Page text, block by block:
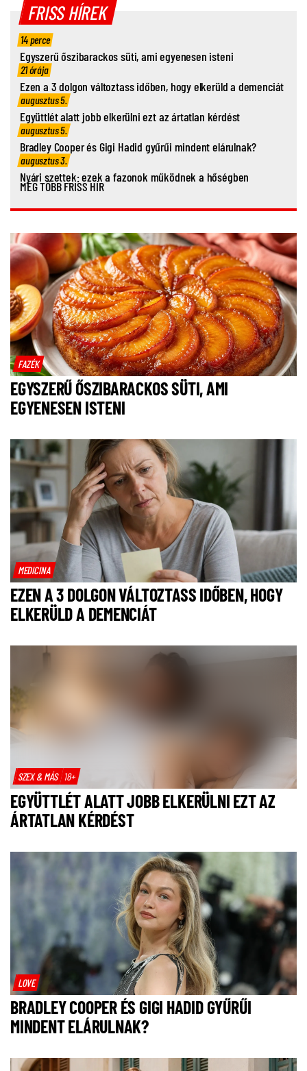
FRISS HÍREK
14 perce
Egyszerű őszibarackos süti, ami egyenesen isteni
21 órája
Ezen a 3 dolgon változtass időben, hogy elkerüld a demenciát
augusztus 5.
Együttlét alatt jobb elkerülni ezt az ártatlan kérdést
augusztus 5.
Bradley Cooper és Gigi Hadid gyűrűi mindent elárulnak?
augusztus 3.
Nyári szettek: ezek a fazonok működnek a hőségben
MÉG TÖBB FRISS HÍR
FAZÉK
EGYSZERŰ ŐSZIBARACKOS SÜTI, AMI
EGYENESEN ISTENI
MEDICINA
EZEN A 3 DOLGON VÁLTOZTASS IDŐBEN, HOGY
ELKERÜLD A DEMENCIÁT
SZEX & MÁS 18+
EGYÜTTLÉT ALATT JOBB ELKERÜLNI EZT AZ
ÁRTATLAN KÉRDÉST
LOVE
BRADLEY COOPER ÉS GIGI HADID GYŰRŰI
MINDENT ELÁRULNAK?